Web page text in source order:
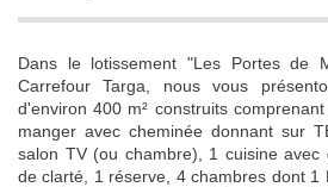
Dans le lotissement "Les Portes de
Carrefour Targa, nous vous
d'environ 400 m² construits
manger avec cheminée donnant sur
salon TV (ou chambre), 1 cuisine avec
de clarté, 1 réserve, 4 chambres dont 1